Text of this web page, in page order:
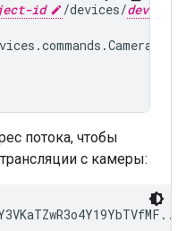
id /devices/device-
потока, чтобы
с камеры: